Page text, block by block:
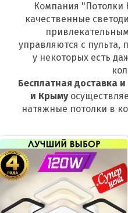
Компания "Потолки
качественные
управляются с пульта,
у некоторых есть
Бесплатная доставка
и Крыму
натяжные потолки в